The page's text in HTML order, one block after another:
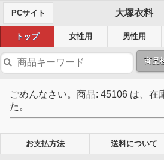
PCサイト 大塚衣料
トップ 女性用 男性用
商品
ごめんなさい。商品: 45106 は、在
た。
お支払方法 送料について